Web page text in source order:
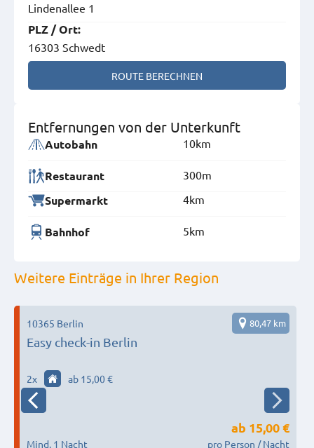
Lindenallee 1
PLZ /Ort:
16303 Schwedt
ROUTE BERECHNEN
Entfernungen von der Unterkunft
Autobahn 10km
Restaurant 300m
Supermarkt 4km
Bahnhof 5km
Weitere Einträge in Ihrer Region
Easy check-in Berlin
10365 Berlin 80,47 km
2x ab 15,00 €
Mind. 1 Nacht
ab 15,00 €
pro Person / Nacht